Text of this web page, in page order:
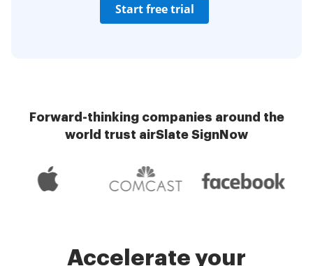
Start free trial
Forward-thinking companies around the
world trust airSlate SignNow
Accelerate your